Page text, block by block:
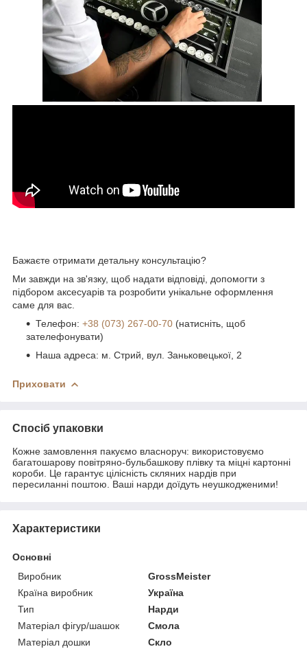
Бажаєте отримати детальну консультацію?
Ми завжди на зв'язку, щоб надати відповіді, допомогти з
підбором аксесуарів та розробити унікальне оформлення
саме для вас.
Телефон: +38 (073) 267-00-70 (натисніть, щоб
зателефонувати)
Наша адреса: м. Стрий, вул. Заньковецької, 2
Приховати
Спосіб упаковки
Кожне замовлення пакуємо власноруч: використовуємо
багатошарову повітряно-бульбашкову плівку та міцні картонні
короби. Це гарантує цілісність скляних нардів при
пересиланні поштою. Ваші нарди доїдуть неушкодженими!
Характеристики
Основні
Виробник
GrossMeister
Країна виробник
Україна
Тип
Нарди
Матеріал фігур/шашок
Смола
Матеріал дошки
Скло